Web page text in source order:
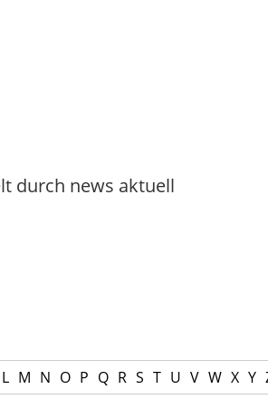
durch news aktuell
L M N O P Q R S T U V W X Y